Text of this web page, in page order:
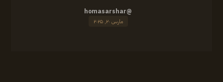
@homasarshar
مارس ۲۰, ۲۰۲۵